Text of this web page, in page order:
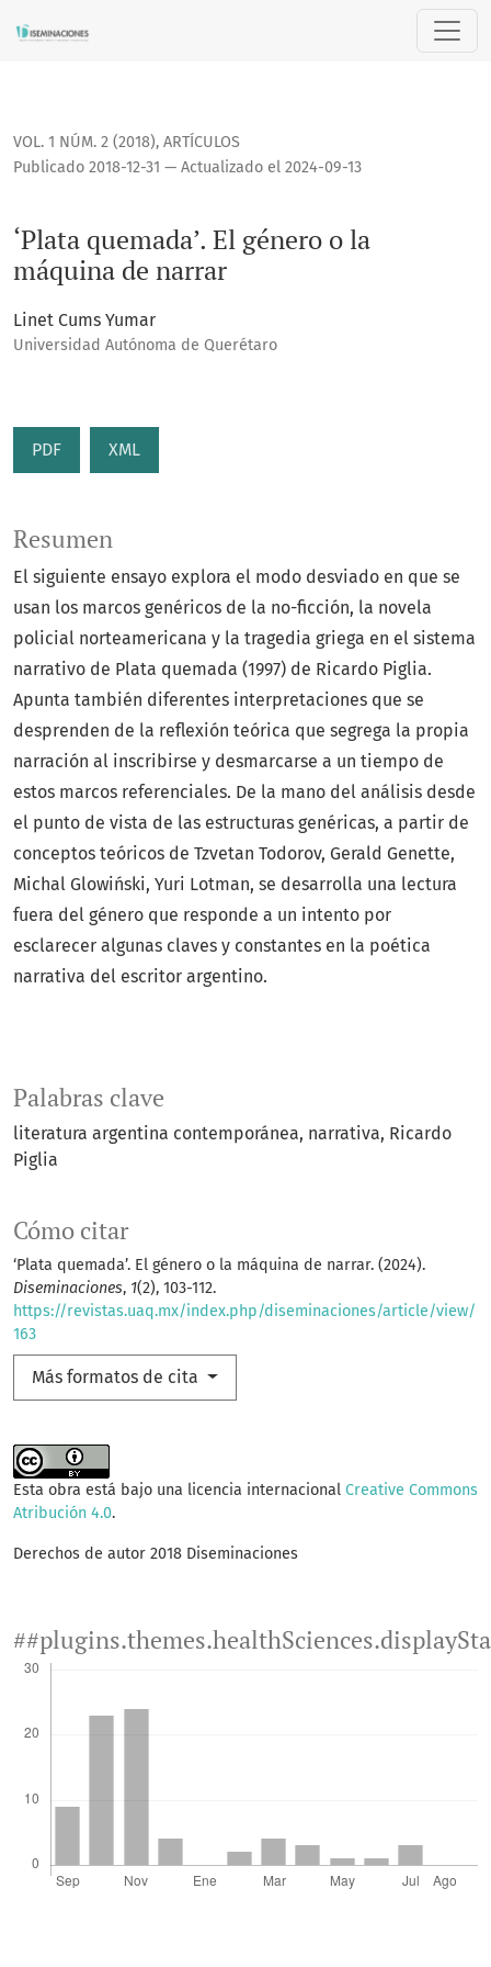
VOL. 1 NÚM. 2 (2018), ARTÍCULOS
‘Plata quemada’. El género o la
máquina de narrar
Publicado 2018-12-31 — Actualizado el 2024-09-13
Linet Cums Yumar
Universidad Autónoma de Querétaro
PDF XML
Palabras clave
literatura argentina contemporánea narrativa Ricardo
Piglia
Cómo citar
‘Plata quemada’. El género o la máquina de narrar. (2024).
Diseminaciones, 1(2), 103-112.
https://revistas.uaq.mx/index.php/diseminaciones/article/view/
163
Más formatos de cita
Resumen
El siguiente ensayo explora el modo desviado en que se
usan los marcos genéricos de la no-ficción, la novela
policial norteamericana y la tragedia griega en el sistema
narrativo de Plata quemada (1997) de Ricardo Piglia.
Apunta también diferentes interpretaciones que se
desprenden de la reflexión teórica que segrega la propia
narración al inscribirse y desmarcarse a un tiempo de
estos marcos referenciales. De la mano del análisis desde
el punto de vista de las estructuras genéricas, a partir de
conceptos teóricos de Tzvetan Todorov, Gerald Genette,
Michal Glowiński, Yuri Lotman, se desarrolla una lectura
fuera del género que responde a un intento por
esclarecer algunas claves y constantes en la poética
narrativa del escritor argentino.
Esta obra está bajo una licencia internacional Creative Commons
Atribución 4.0.
Derechos de autor 2018 Diseminaciones